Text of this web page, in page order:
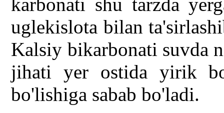
uglekislota bilan
Kalsiy bikarbonati suvda
jihati yer ostida yirik
bo'lishiga sabab bo'ladi.